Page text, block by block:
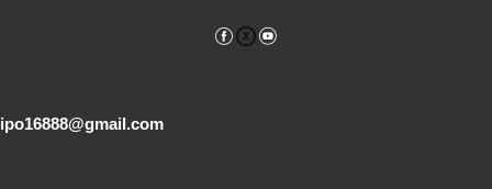
Facebook
ipo16888@gmail.com